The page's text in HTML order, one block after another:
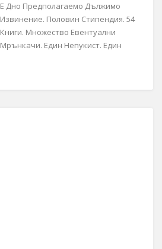
Е Дно Предполагаемо Дължимо
Извинение. Половин Стипендия. 54
Книги. Множество Евентуални
Мрънкачи. Един Непукист. Един